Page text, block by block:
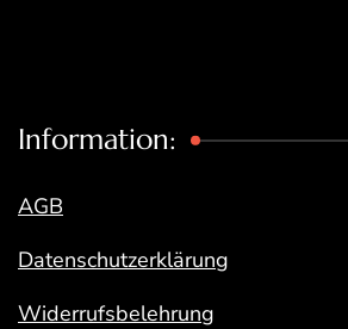
Information:
AGB
Datenschutzerklärung
Widerrufsbelehrung